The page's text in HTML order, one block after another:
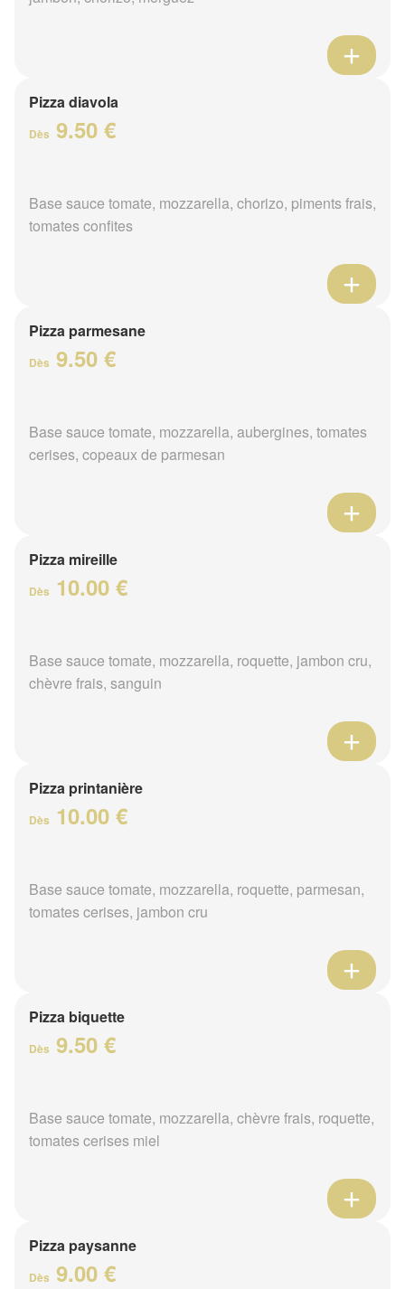
Pizza diavola
Dès 9.50 €
Base sauce tomate, mozzarella, chorizo, piments frais,
tomates confites
Pizza parmesane
Dès 9.50 €
Base sauce tomate, mozzarella, aubergines, tomates
cerises, copeaux de parmesan
Pizza mireille
Dès 10.00 €
Base sauce tomate, mozzarella, roquette, jambon cru,
chèvre frais, sanguin
Pizza printanière
Dès 10.00 €
Base sauce tomate, mozzarella, roquette, parmesan,
tomates cerises, jambon cru
Pizza biquette
Dès 9.50 €
Base sauce tomate, mozzarella, chèvre frais, roquette,
tomates cerises miel
Pizza paysanne
Dès 9.00 €